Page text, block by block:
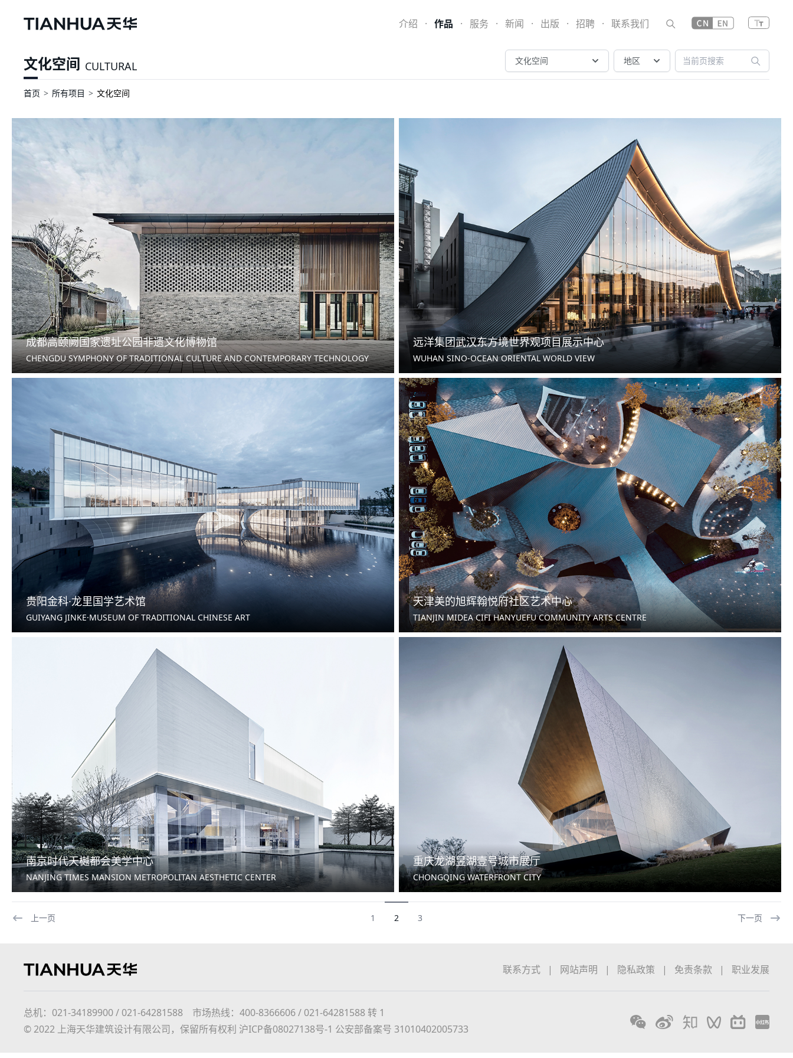
介绍 · 作品 · 服务 · 新闻 · 出版 · 招聘 · 联系我们
文化空间 CULTURAL 文化空间 地区
首页 所有项目 文化空间
成都高颐阙国家遗址公园非遗文化博物馆
CHENGDU SYMPHONY OF TRADITIONAL CULTURE AND CONTEMPORARY TECHNOLOGY
远洋集团武汉东方境世界观项目展示中心
WUHAN SINO-OCEAN ORIENTAL WORLD VIEW
贵阳金科·龙里国学艺术馆
GUIYANG JINKE·MUSEUM OF TRADITIONAL CHINESE ART
天津美的旭辉翰悦府社区艺术中心
TIANJIN MIDEA CIFI HANYUEFU COMMUNITY ARTS CENTRE
南京时代天樾都会美学中心
NANJING TIMES MANSION METROPOLITAN AESTHETIC CENTER
重庆龙湖昱湖壹号城市展厅
CHONGQING WATERFRONT CITY
上一页 1 2 3 下一页
联系方式 | 网站声明 | 隐私政策 | 免责条款 | 职业发展
总机：021-34189900 / 021-64281588 市场热线：400-8366606 / 021-64281588 转 1
© 2022 上海天华建筑设计有限公司，保留所有权利 沪ICP备08027138号-1 公安部备案号 31010402005733